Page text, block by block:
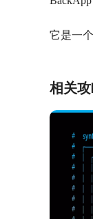
它是一
相关